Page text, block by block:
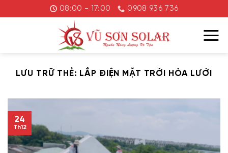
đến
08:00 - 17:00 0908 936 736
LƯU TRỮ THẺ: LẮP ĐIỆN MẶT TRỜI HÒA LƯỚI
24
Th12